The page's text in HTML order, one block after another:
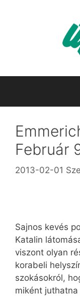
Február
2013-02-01
Sajnos kevés
Katalin
viszont olyan
korabeli
szokásokról,
miként